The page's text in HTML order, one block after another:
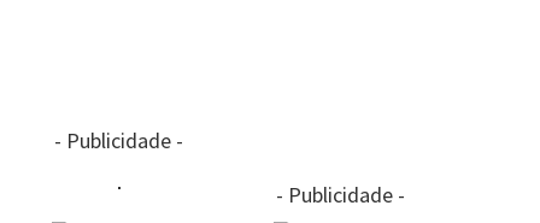
- Publicidade -
- Publicidade -